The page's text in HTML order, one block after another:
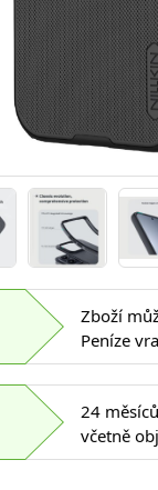
Zboží
Peníze
24
včetně